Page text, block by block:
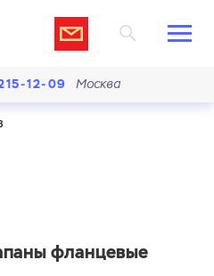
12-09 Москва
фланцевые